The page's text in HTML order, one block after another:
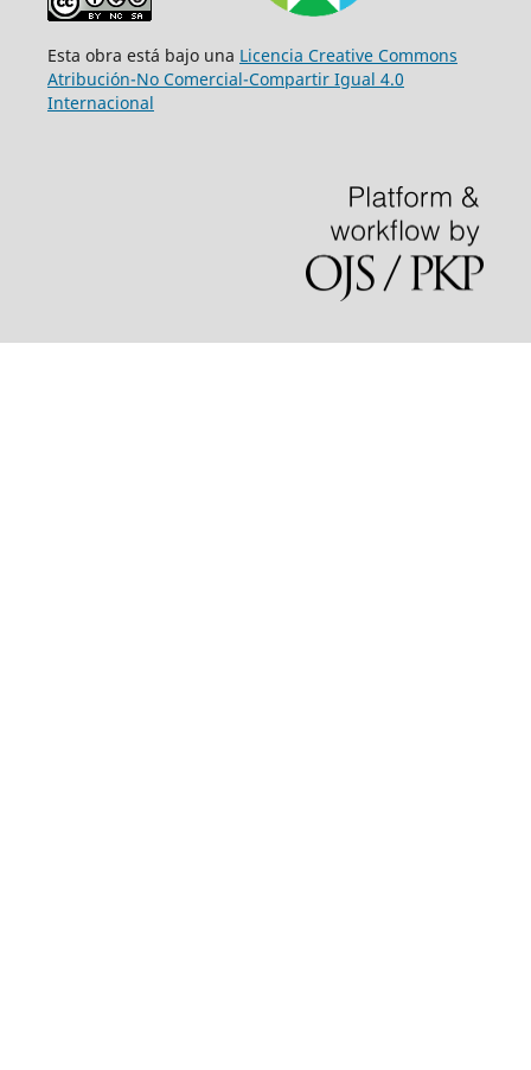
Esta obra está bajo una Licencia Creative Commons
Atribución-No Comercial-Compartir Igual 4.0
Internacional